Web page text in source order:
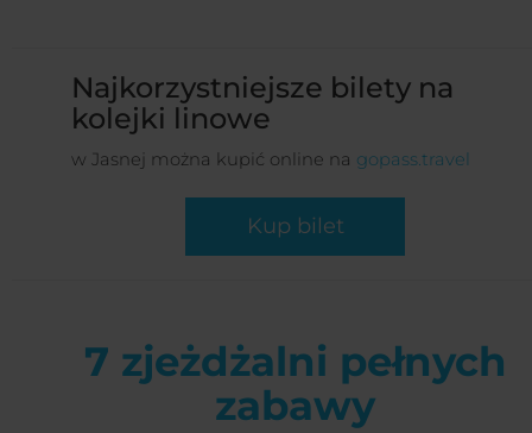
Najkorzystniejsze bilety na
kolejki linowe
w Jasnej można kupić online na gopass.travel
Kup bilet
7 zjeżdżalni pełnych
zabawy